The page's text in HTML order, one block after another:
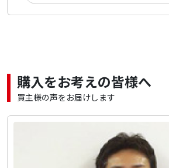
購入をお考えの皆様へ
買主様の声をお届けします